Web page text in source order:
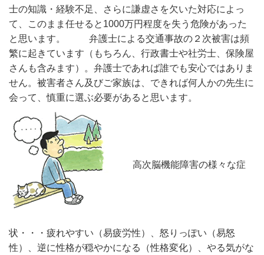
士の知識・経験不足、さらに謙虚さを欠いた対応によっ
て、このまま任せると1000万円程度を失う危険があった
と思います。 弁護士による交通事故の２次被害は頻
繁に起きています（もちろん、行政書士や社労士、保険屋
さんも含みます）。弁護士であれば誰でも安心ではありま
せん。被害者さん及びご家族は、できれば何人かの先生に
会って、慎重に選ぶ必要があると思います。
高次脳機能障害の様々な症
状・・・疲れやすい（易疲労性）、怒りっぽい（易怒
性）、逆に性格が穏やかになる（性格変化）、やる気がな